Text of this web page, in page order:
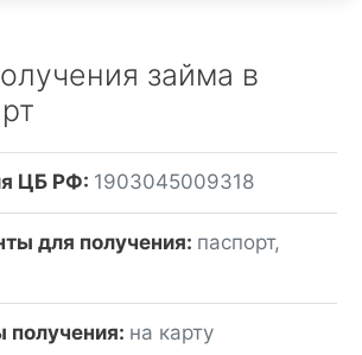
займа в
ЦБ РФ: 1903045009318
для получения: паспорт,
получения: на карту